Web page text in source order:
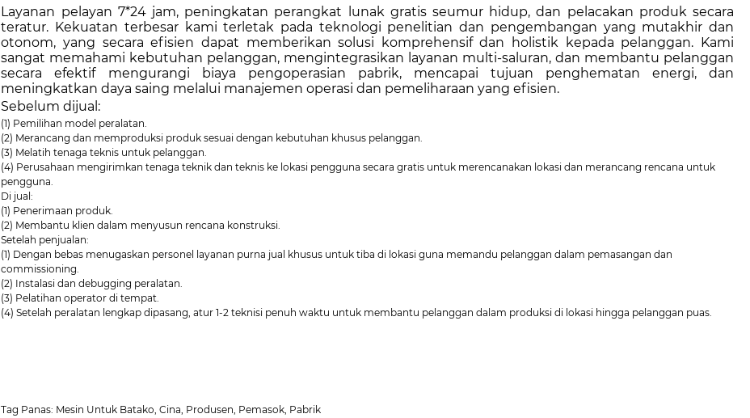
Layanan pelayan 7*24 jam, peningkatan perangkat lunak gratis seumur hidup, dan pelacakan produk secara
teratur. Kekuatan terbesar kami terletak pada teknologi penelitian dan pengembangan yang mutakhir dan
otonom, yang secara efisien dapat memberikan solusi komprehensif dan holistik kepada pelanggan. Kami
sangat memahami kebutuhan pelanggan, mengintegrasikan layanan multi-saluran, dan membantu pelanggan
secara efektif mengurangi biaya pengoperasian pabrik, mencapai tujuan penghematan energi, dan
meningkatkan daya saing melalui manajemen operasi dan pemeliharaan yang efisien.
Sebelum dijual:
(1) Pemilihan model peralatan.
(2) Merancang dan memproduksi produk sesuai dengan kebutuhan khusus pelanggan.
(3) Melatih tenaga teknis untuk pelanggan.
(4) Perusahaan mengirimkan tenaga teknik dan teknis ke lokasi pengguna secara gratis untuk merencanakan lokasi dan merancang rencana untuk
pengguna.
Di jual:
(1) Penerimaan produk.
(2) Membantu klien dalam menyusun rencana konstruksi.
Setelah penjualan:
(1) Dengan bebas menugaskan personel layanan purna jual khusus untuk tiba di lokasi guna memandu pelanggan dalam pemasangan dan
commissioning.
(2) Instalasi dan debugging peralatan.
(3) Pelatihan operator di tempat.
(4) Setelah peralatan lengkap dipasang, atur 1-2 teknisi penuh waktu untuk membantu pelanggan dalam produksi di lokasi hingga pelanggan puas.
Tag Panas: Mesin Untuk Batako, Cina, Produsen, Pemasok, Pabrik